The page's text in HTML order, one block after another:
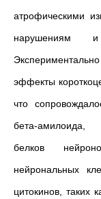
атрофическими
нарушениям
эффекты
что
бета-амилоида,
белков
нейрональных
цитокинов, таких